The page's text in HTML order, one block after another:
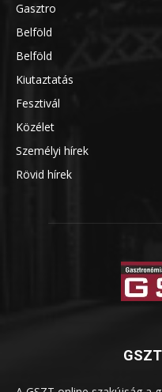
Gasztro
Belföld
Belföld
Kiutaztatás
Fesztivál
Közélet
Személyi hírek
Rövid hírek